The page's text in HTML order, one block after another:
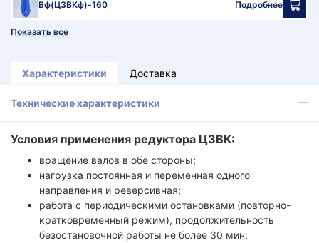
Вф(Ц3ВКф)-160 Подробнее
Показать все
Характеристики Доставка
Технические характеристики
Условия применения редуктора Ц3ВК:
вращение валов в обе стороны;
нагрузка постоянная и переменная одного
направления и реверсивная;
работа с периодическими остановками (повторно-
кратковременный режим), продолжительность
безостановочной работы не более 30 мин;